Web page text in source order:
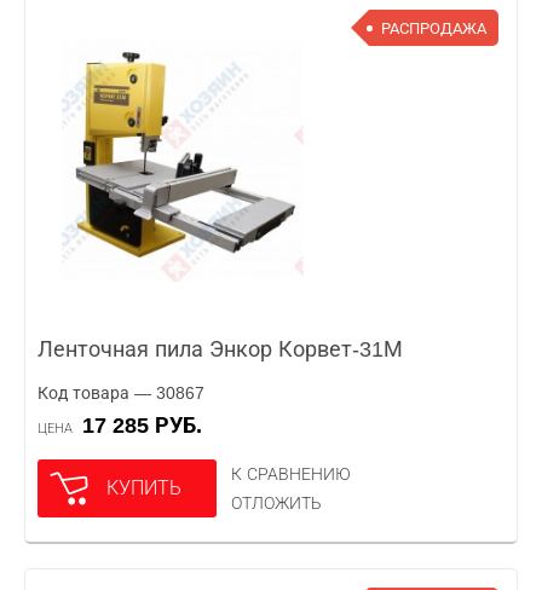
РАСПРОДАЖА
Ленточная пила Энкор Корвет-31М
Код товара — 30867
ЦЕНА 17 285 РУБ.
КУПИТЬ
К СРАВНЕНИЮ
ОТЛОЖИТЬ